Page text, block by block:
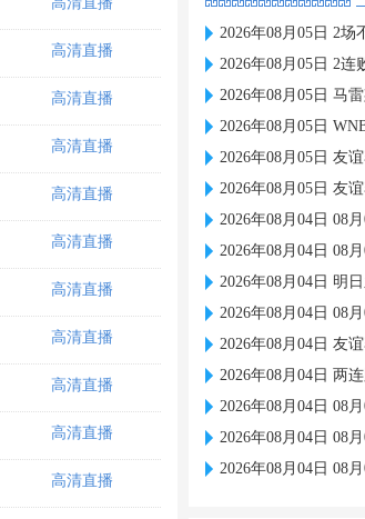
高清直播
高清直播
高清直播
高清直播
高清直播
高清直播
高清直播
高清直播
高清直播
高清直播
2026年08月05日 2场不胜！米
2026年08月05日 2连败！切尔
2026年08月05日 马雷斯卡首胜!
2026年08月05日 WNBA常
2026年08月05日 友谊
2026年08月05日 友谊赛-
2026年08月04日 08月04日亚洲
2026年08月04日 08月04日国青男
2026年08月04日 明日之
2026年08月04日 08月04日亚洲大
2026年08月04日 友谊赛-拜仁
2026年08月04日 两连胜提前出
2026年08月04日 08月04日
2026年08月04日 08月04日
2026年08月04日 08月04日